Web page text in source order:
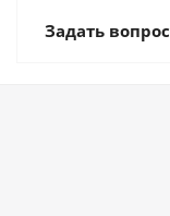
Задать вопрос